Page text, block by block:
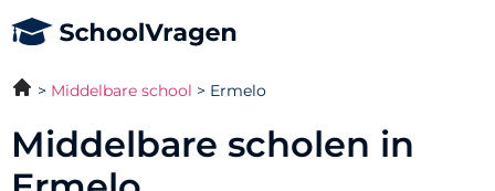
Middelbare school Ermelo
Middelbare scholen in